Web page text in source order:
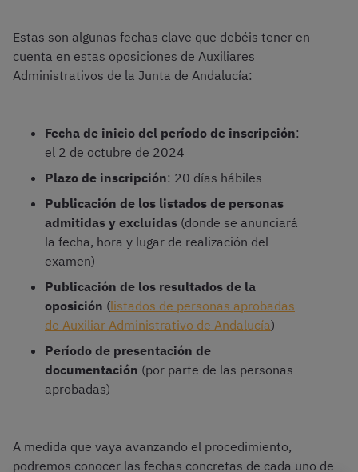
Estas son algunas fechas clave que debéis tener en
cuenta en estas oposiciones de Auxiliares
Administrativos de la Junta de Andalucía:
Fecha de inicio del período de inscripción:
el 2 de octubre de 2024
Plazo de inscripción: 20 días hábiles
Publicación de los listados de personas
admitidas y excluidas (donde se anunciará
la fecha, hora y lugar de realización del
examen)
Publicación de los resultados de la
oposición (listados de personas aprobadas
de Auxiliar Administrativo de Andalucía)
Período de presentación de
documentación (por parte de las personas
aprobadas)
A medida que vaya avanzando el procedimiento,
podremos conocer las fechas concretas de cada uno de